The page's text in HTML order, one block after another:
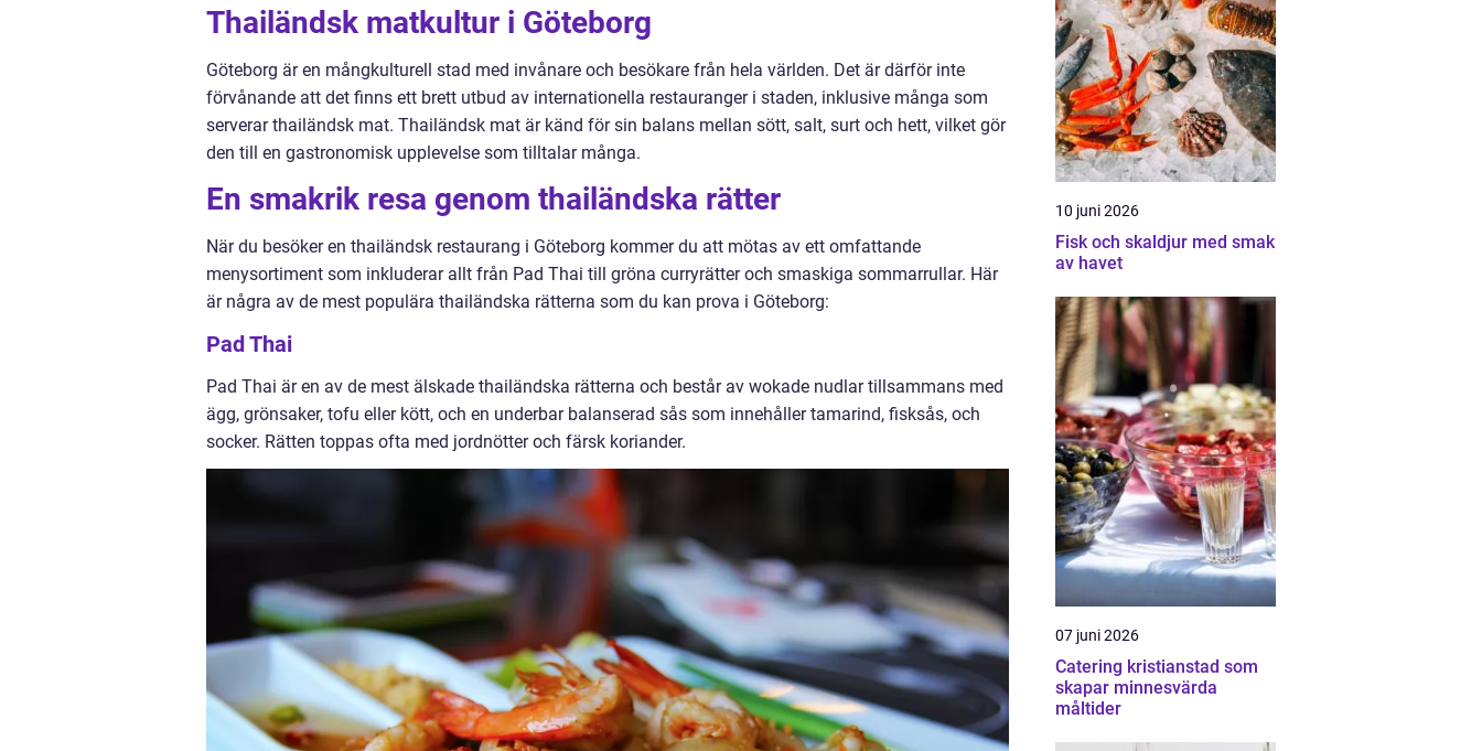
Thailändsk matkultur i Göteborg
Göteborg är en mångkulturell stad med invånare och besökare från hela världen. Det är därför inte
förvånande att det finns ett brett utbud av internationella restauranger i staden, inklusive många som
serverar thailändsk mat. Thailändsk mat är känd för sin balans mellan sött, salt, surt och hett, vilket gör
den till en gastronomisk upplevelse som tilltalar många.
En smakrik resa genom thailändska rätter
När du besöker en thailändsk restaurang i Göteborg kommer du att mötas av ett omfattande
menysortiment som inkluderar allt från Pad Thai till gröna curryrätter och smaskiga sommarrullar. Här
är några av de mest populära thailändska rätterna som du kan prova i Göteborg:
Pad Thai
Pad Thai är en av de mest älskade thailändska rätterna och består av wokade nudlar tillsammans med
ägg, grönsaker, tofu eller kött, och en underbar balanserad sås som innehåller tamarind, fisksås, och
socker. Rätten toppas ofta med jordnötter och färsk koriander.
10 juni 2026
Fisk och skaldjur med smak
av havet
07 juni 2026
Catering kristianstad som
skapar minnesvärda
måltider